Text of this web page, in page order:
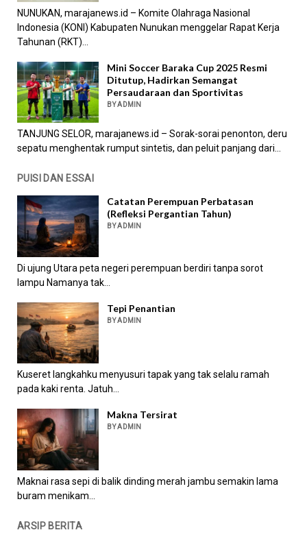
NUNUKAN, marajanews.id – Komite Olahraga Nasional
Indonesia (KONI) Kabupaten Nunukan menggelar Rapat Kerja
Tahunan (RKT)...
Mini Soccer Baraka Cup 2025 Resmi
Ditutup, Hadirkan Semangat
Persaudaraan dan Sportivitas
BY ADMIN
TANJUNG SELOR, marajanews.id – Sorak-sorai penonton, deru
sepatu menghentak rumput sintetis, dan peluit panjang dari...
PUISI DAN ESSAI
Catatan Perempuan Perbatasan
(Refleksi Pergantian Tahun)
BY ADMIN
Di ujung Utara peta negeri perempuan berdiri tanpa sorot
lampu Namanya tak...
Tepi Penantian
BY ADMIN
Kuseret langkahku menyusuri tapak yang tak selalu ramah
pada kaki renta. Jatuh...
Makna Tersirat
BY ADMIN
Maknai rasa sepi di balik dinding merah jambu semakin lama
buram menikam...
ARSIP BERITA